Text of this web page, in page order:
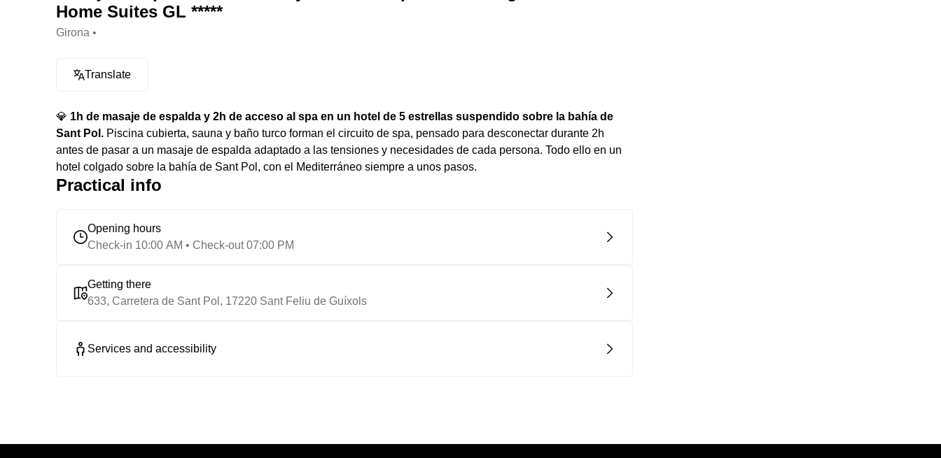
Home Suites GL *****
Girona •
Translate
💎 1h de masaje de espalda y 2h de acceso al spa en un hotel de 5 estrellas suspendido sobre la bahía de
Sant Pol. Piscina cubierta, sauna y baño turco forman el circuito de spa, pensado para desconectar durante 2h
antes de pasar a un masaje de espalda adaptado a las tensiones y necesidades de cada persona. Todo ello en un
hotel colgado sobre la bahía de Sant Pol, con el Mediterráneo siempre a unos pasos.
Practical info
Opening hours
Check-in 10:00 AM • Check-out 07:00 PM
Getting there
633, Carretera de Sant Pol, 17220 Sant Feliu de Guíxols
Services and accessibility